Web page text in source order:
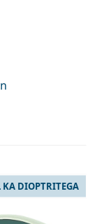
KA DIOPTRITEGA